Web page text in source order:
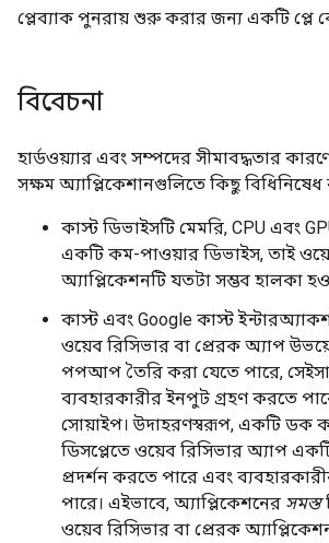
প্লেব্যাক পুনরায় শুরু করার জন্য একটি প্লে
বিবেচনা
হার্ডওয়্যার এবং সম্পদের সীমাবদ্ধতার
সক্ষম অ্যাপ্লিকেশানগুলিতে কিছু বিধিনিষেধ
কাস্ট ডিভাইসটি মেমরি, CPU এবং
একটি কম-পাওয়ার ডিভাইস, তাই
অ্যাপ্লিকেশনটি যতটা সম্ভব হালকা
কাস্ট এবং Google কাস্ট
ওয়েব রিসিভার বা প্রেরক অ্যাপ
পপআপ তৈরি করা যেতে পারে,
ব্যবহারকারীর ইনপুট গ্রহণ করতে
সোয়াইপ। উদাহরণস্বরূপ, একটি ডক
ডিসপ্লেতে ওয়েব রিসিভার অ্যাপ
প্রদর্শন করতে পারে এবং
পারে। এইভাবে, অ্যাপ্লিকেশনের সমস্ত
ওয়েব রিসিভার বা প্রেরক